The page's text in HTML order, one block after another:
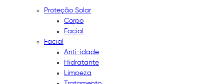
Proteção Solar
Corpo
Facial
Facial
Anti-idade
Hidratante
Limpeza